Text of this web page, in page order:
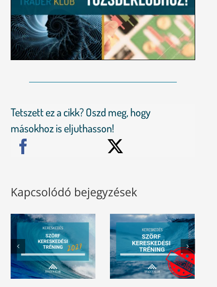
Tetszett ez a cikk? Oszd meg, hogy
másokhoz is eljuthasson!
Kapcsolódó bejegyzések